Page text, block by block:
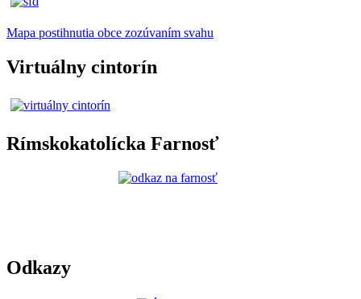
Mapa postihnutia obce zozúvaním svahu
Virtuálny cintorín
Rímskokatolícka Farnosť
Odkazy